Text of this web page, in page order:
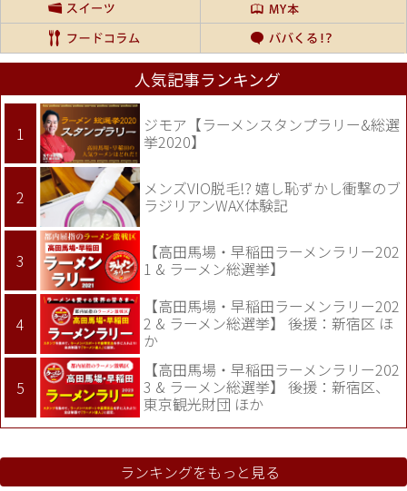
人気記事ランキング
ジモア【ラーメンスタンプラリー&総選
挙2020】
メンズVIO脱毛!? 嬉し恥ずかし衝撃のブ
ラジリアンWAX体験記
【高田馬場・早稲田ラーメンラリー202
1 & ラーメン総選挙】
【高田馬場・早稲田ラーメンラリー202
2 & ラーメン総選挙】 後援：新宿区 ほ
か
【高田馬場・早稲田ラーメンラリー202
3 & ラーメン総選挙】 後援：新宿区、
東京観光財団 ほか
ランキングをもっと見る